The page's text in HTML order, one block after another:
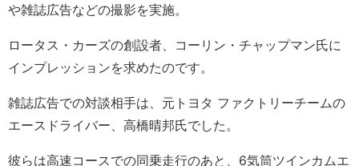
や雑誌広告などの撮影を実施。
ロータス・カーズの創設者、コーリン・チャップマン氏に
インプレッションを求めたのです。
雑誌広告での対談相手は、元トヨタ ファクトリーチームの
エースドライバー、高橋晴邦氏でした。
彼らは高速コースでの同乗走行のあと、6気筒ツインカムエ